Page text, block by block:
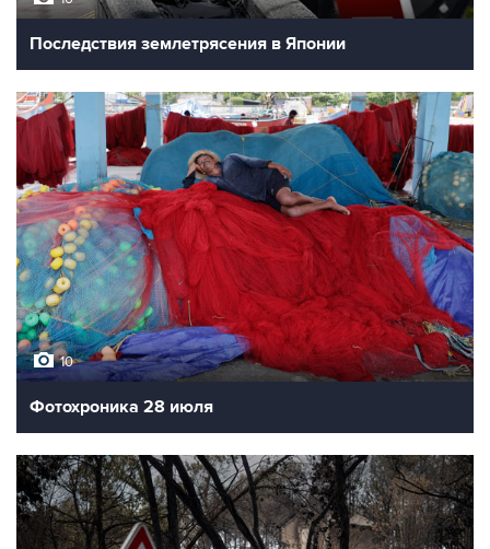
Последствия землетрясения в Японии
10
Фотохроника 28 июля